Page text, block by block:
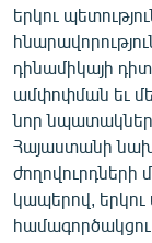
երկու
դինամիկայի
ամփոփման եւ
նոր
Հայաստանի
ժողովուրդների
կապերով, երկու